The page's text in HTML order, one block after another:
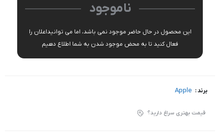
ناموجود
این محصول در حال حاضر موجود نمی باشد، اما می توانیداعلان را
فعال کنید تا به محض موجود شدن به شما اطلاع دهیم
برند : Apple
قیمت بهتری سراغ دارید؟